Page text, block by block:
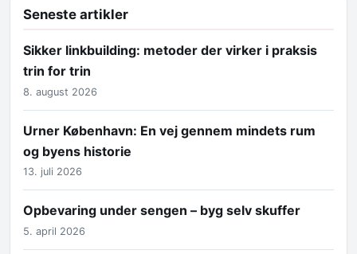
Seneste artikler
Sikker linkbuilding: metoder der virker i praksis
trin for trin
8. august 2026
Urner København: En vej gennem mindets rum
og byens historie
13. juli 2026
Opbevaring under sengen – byg selv skuffer
5. april 2026